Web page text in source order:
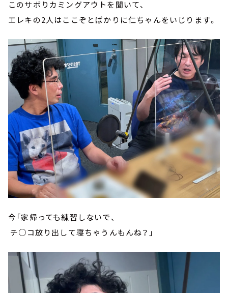
このサボりカミングアウトを聞いて、
エレキの2人はここぞとばかりに仁ちゃんをいじります。
今「家帰っても練習しないで、
チ○コ放り出して寝ちゃうんもんね？」